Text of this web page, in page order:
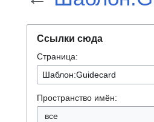
Ссылки сюда
Страница:
Пространство имён:
все